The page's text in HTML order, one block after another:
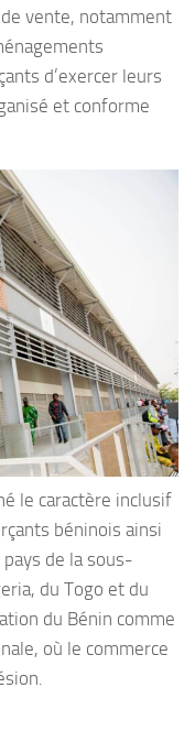
vente, notamment
d’exercer leurs
et conforme
le caractère inclusif
béninois ainsi
de la sous-
du Togo et du
du Bénin comme
où le commerce